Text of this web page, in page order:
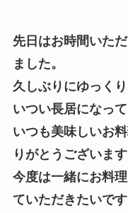
先日はお時間いた
ました。
久しぶりにゆっく
いつい長居になって
いつも美味しいお
りがとうございます
今度は一緒にお料
ていただきたいです